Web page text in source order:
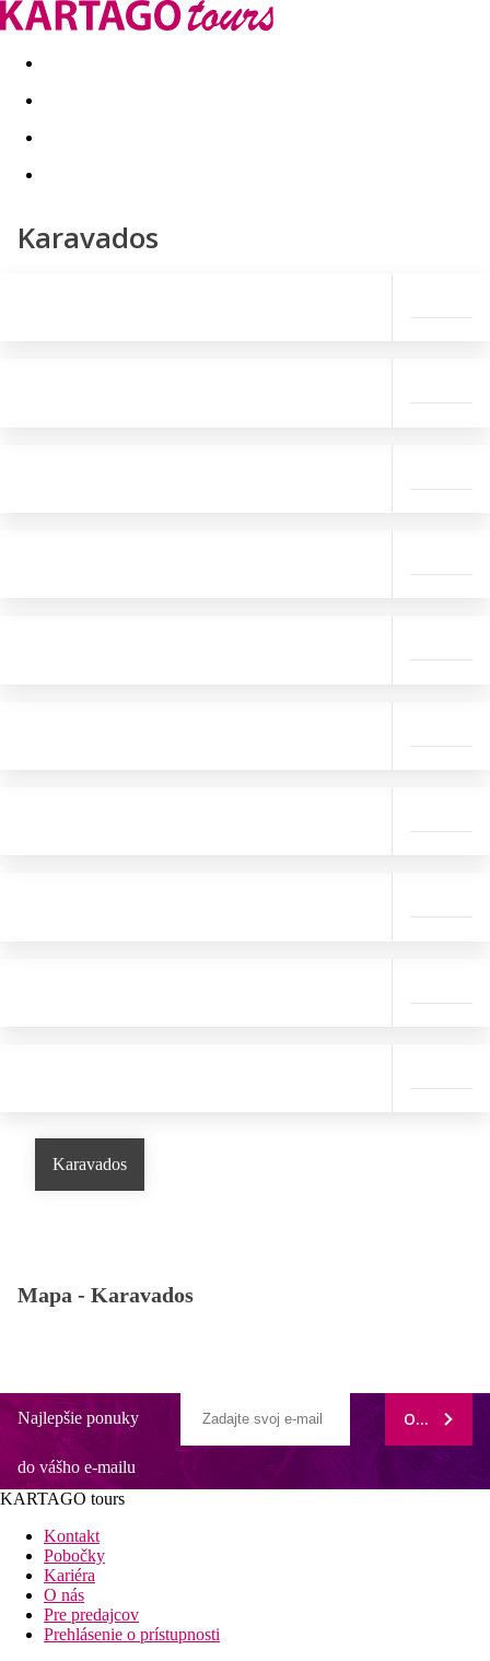
Last minute Dovolenkové kluby
Karavados
Karavados
Mapa - Karavados
Najlepšie ponuky
do vášho e-mailu
ODOBERAŤ
KARTAGO tours
Kontakt
Pobočky
Kariéra
O nás
Pre predajcov
Prehlásenie o prístupnosti